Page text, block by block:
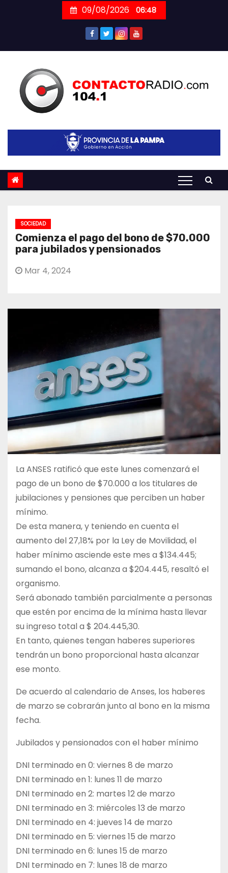
09/08/2026 06:48
SOCIEDAD
Comienza el pago del bono de $70.000
para jubilados y pensionados
Mar 4, 2024
La ANSES ratificó que este lunes comenzará el
pago de un bono de $70.000 a los titulares de
jubilaciones y pensiones que perciben un haber
mínimo.
De esta manera, y teniendo en cuenta el
aumento del 27,18% por la Ley de Movilidad, el
haber mínimo asciende este mes a $134.445;
sumando el bono, alcanza a $204.445, resaltó el
organismo.
Será abonado también parcialmente a personas
que estén por encima de la mínima hasta llevar
su ingreso total a $ 204.445,30.
En tanto, quienes tengan haberes superiores
tendrán un bono proporcional hasta alcanzar
ese monto.
De acuerdo al calendario de Anses, los haberes
de marzo se cobrarán junto al bono en la misma
fecha.
Jubilados y pensionados con el haber mínimo
DNI terminado en 0: viernes 8 de marzo
DNI terminado en 1: lunes 11 de marzo
DNI terminado en 2: martes 12 de marzo
DNI terminado en 3: miércoles 13 de marzo
DNI terminado en 4: jueves 14 de marzo
DNI terminado en 5: viernes 15 de marzo
DNI terminado en 6: lunes 15 de marzo
DNI terminado en 7: lunes 18 de marzo